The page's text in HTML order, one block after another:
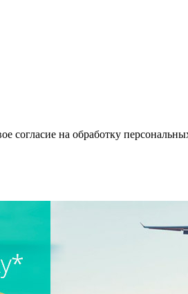
согласие на обработку